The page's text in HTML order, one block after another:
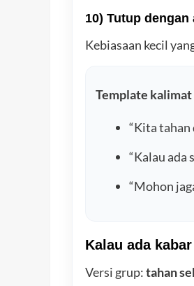
10) Tutup
Kebiasaan kecil
Template
“Kita tahan
“Kalau ada
“Mohon
Kalau ada
Versi grup:tahan